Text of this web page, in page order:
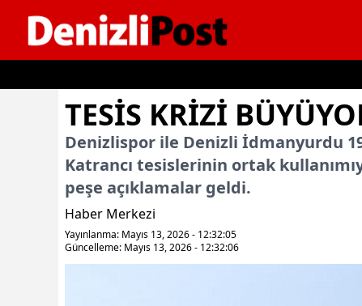
İçeriğe geç
TESİS KRİZİ
Denizlispor ile Denizli İdmanyurdu
Katrancı tesislerinin ortak
peşe açıklamalar geldi.
Haber Merkezi
Yayınlanma: Mayıs 13, 2026 - 12:32:05
Güncelleme: Mayıs 13, 2026 - 12:32:06